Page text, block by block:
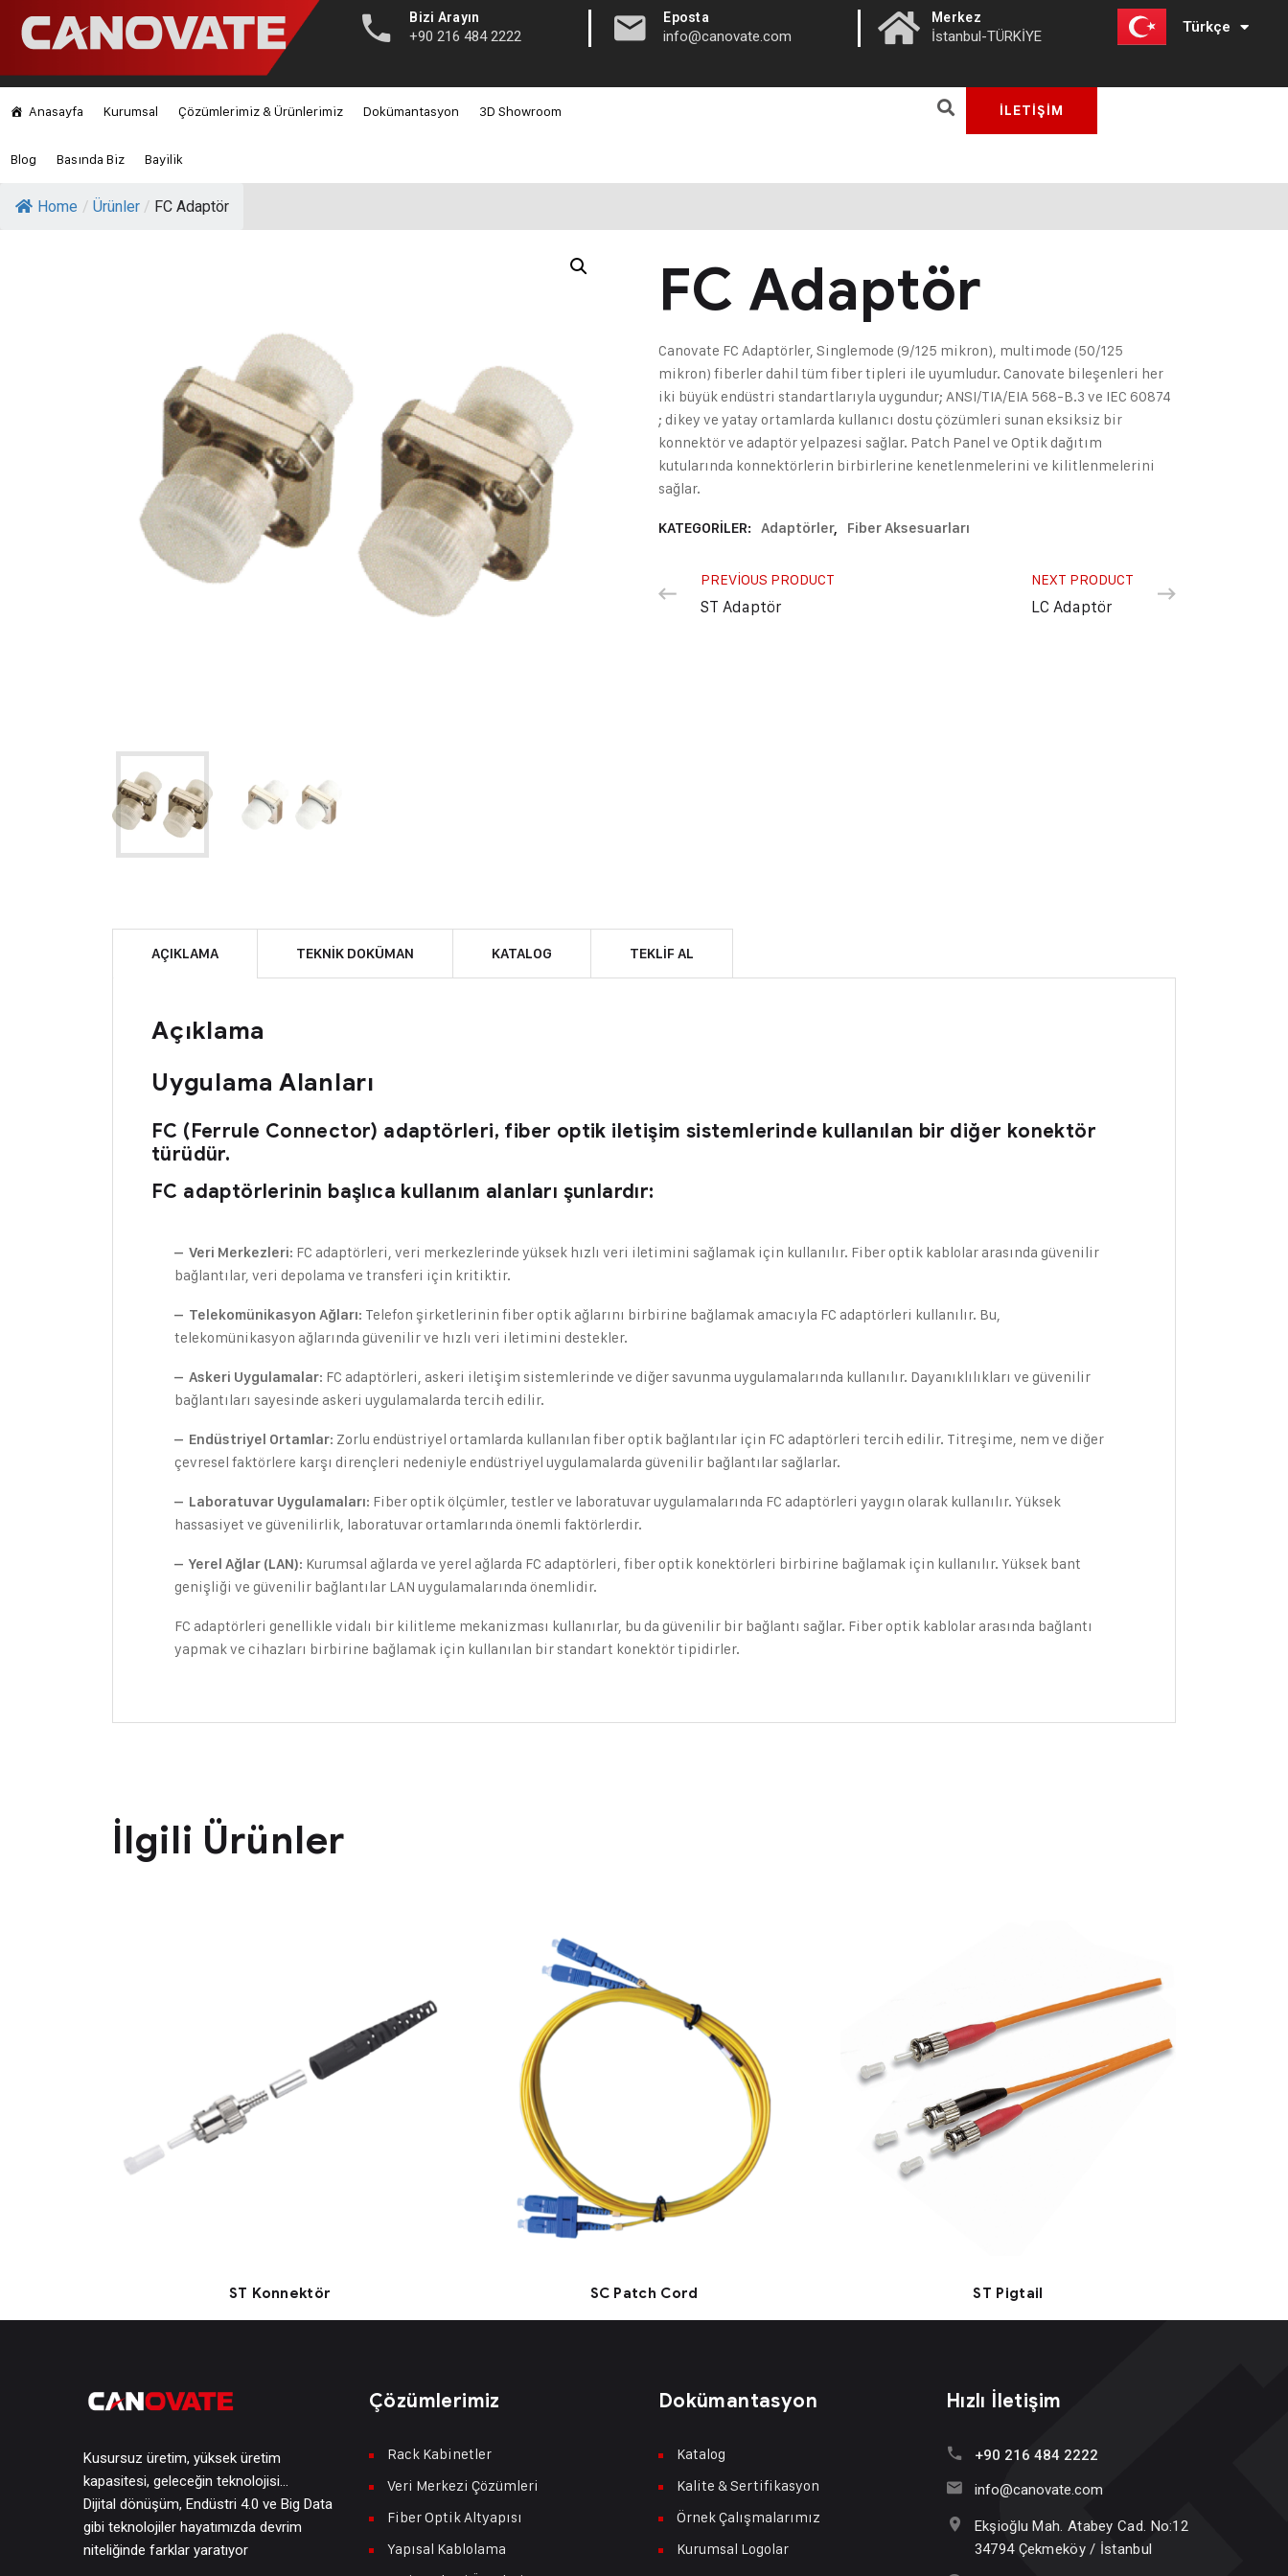
Bizi Arayın
+90 216 484 2222 | Eposta
info@canovate.com | Merkez
İstanbul-TÜRKİYE
Türkçe
English
Anasayfa Kurumsal Çözümlerimiz & Ürünlerimiz Dokümantasyon 3D Showroom
Blog Basında Biz Bayilik
İLETİŞİM
Home / Ürünler / FC Adaptör
FC Adaptör
Canovate FC Adaptörler, Singlemode (9/125 mikron), multimode (50/125
mikron) fiberler dahil tüm fiber tipleri ile uyumludur. Canovate bileşenleri her
iki büyük endüstri standartlarıyla uygundur; ANSI/TIA/EIA 568-B.3 ve IEC 60874
; dikey ve yatay ortamlarda kullanıcı dostu çözümleri sunan eksiksiz bir
konnektör ve adaptör yelpazesi sağlar. Patch Panel ve Optik dağıtım
kutularında konnektörlerin birbirlerine kenetlenmelerini ve kilitlenmelerini
sağlar.
KATEGORILER: Adaptörler, Fiber Aksesuarları
PREVIOUS PRODUCT
ST Adaptör
NEXT PRODUCT
LC Adaptör
AÇIKLAMA TEKNIK DOKÜMAN KATALOG TEKLIF AL
Açıklama
Uygulama Alanları
FC (Ferrule Connector) adaptörleri, fiber optik iletişim sistemlerinde kullanılan bir diğer konektör
türüdür.
FC adaptörlerinin başlıca kullanım alanları şunlardır:
– Veri Merkezleri: FC adaptörleri, veri merkezlerinde yüksek hızlı veri iletimini sağlamak için kullanılır. Fiber optik kablolar arasında güvenilir
bağlantılar, veri depolama ve transferi için kritiktir.
– Telekomünikasyon Ağları: Telefon şirketlerinin fiber optik ağlarını birbirine bağlamak amacıyla FC adaptörleri kullanılır. Bu,
telekomünikasyon ağlarında güvenilir ve hızlı veri iletimini destekler.
– Askeri Uygulamalar: FC adaptörleri, askeri iletişim sistemlerinde ve diğer savunma uygulamalarında kullanılır. Dayanıklılıkları ve güvenilir
bağlantıları sayesinde askeri uygulamalarda tercih edilir.
– Endüstriyel Ortamlar: Zorlu endüstriyel ortamlarda kullanılan fiber optik bağlantılar için FC adaptörleri tercih edilir. Titreşime, nem ve diğer
çevresel faktörlere karşı dirençleri nedeniyle endüstriyel uygulamalarda güvenilir bağlantılar sağlarlar.
– Laboratuvar Uygulamaları: Fiber optik ölçümler, testler ve laboratuvar uygulamalarında FC adaptörleri yaygın olarak kullanılır. Yüksek
hassasiyet ve güvenilirlik, laboratuvar ortamlarında önemli faktörlerdir.
– Yerel Ağlar (LAN): Kurumsal ağlarda ve yerel ağlarda FC adaptörleri, fiber optik konektörleri birbirine bağlamak için kullanılır. Yüksek bant
genişliği ve güvenilir bağlantılar LAN uygulamalarında önemlidir.
FC adaptörleri genellikle vidalı bir kilitleme mekanizması kullanırlar, bu da güvenilir bir bağlantı sağlar. Fiber optik kablolar arasında bağlantı
yapmak ve cihazları birbirine bağlamak için kullanılan bir standart konektör tipidirler.
İlgili Ürünler
ST Konnektör SC Patch Cord ST Pigtail
Kusursuz üretim, yüksek üretim
kapasitesi, geleceğin teknolojisi…
Dijital dönüşüm, Endüstri 4.0 ve Big Data
gibi teknolojiler hayatımızda devrim
niteliğinde farklar yaratıyor
Çözümlerimiz
Rack Kabinetler
Veri Merkezi Çözümleri
Fiber Optik Altyapısı
Yapısal Kablolama
Dokümantasyon
Katalog
Kalite & Sertifikasyon
Örnek Çalışmalarımız
Kurumsal Logolar
Hızlı İletişim
+90 216 484 2222
info@canovate.com
Ekşioğlu Mah. Atabey Cad. No:12
34794 Çekmeköy / İstanbul